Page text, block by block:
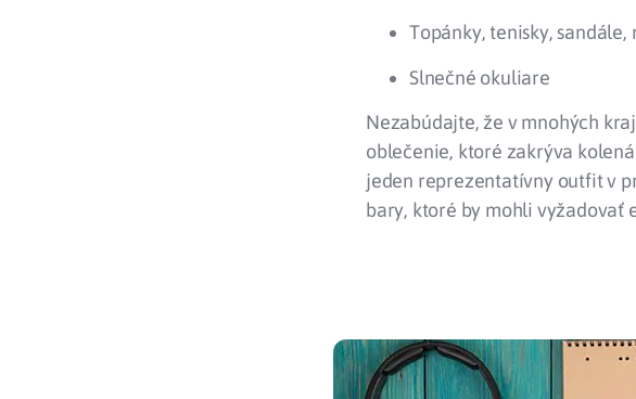
Topánky, tenisky,
Slnečné okuliare
Nezabúdajte, že v mnohých
oblečenie, ktoré zakrýva
jeden reprezentatívny outfit v
bary, ktoré by mohli vyžadovať